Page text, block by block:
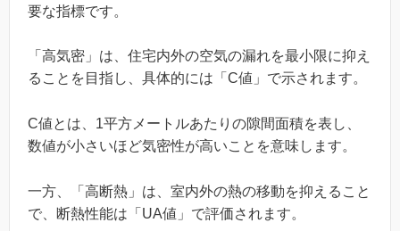
要な指標です。
「高気密」は、住宅内外の空気の漏れを最小限に抑え
ることを目指し、具体的には「C値」で示されます。
C値とは、1平方メートルあたりの隙間面積を表し、
数値が小さいほど気密性が高いことを意味します。
一方、「高断熱」は、室内外の熱の移動を抑えること
で、断熱性能は「UA値」で評価されます。